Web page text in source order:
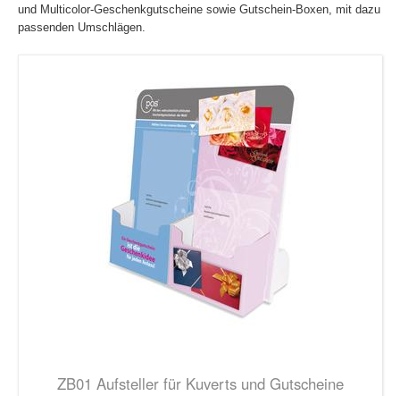
und Multicolor-Geschenkgutscheine sowie Gutschein-Boxen, mit dazu
passenden Umschlägen.
ZB01 Aufsteller für Kuverts und Gutscheine